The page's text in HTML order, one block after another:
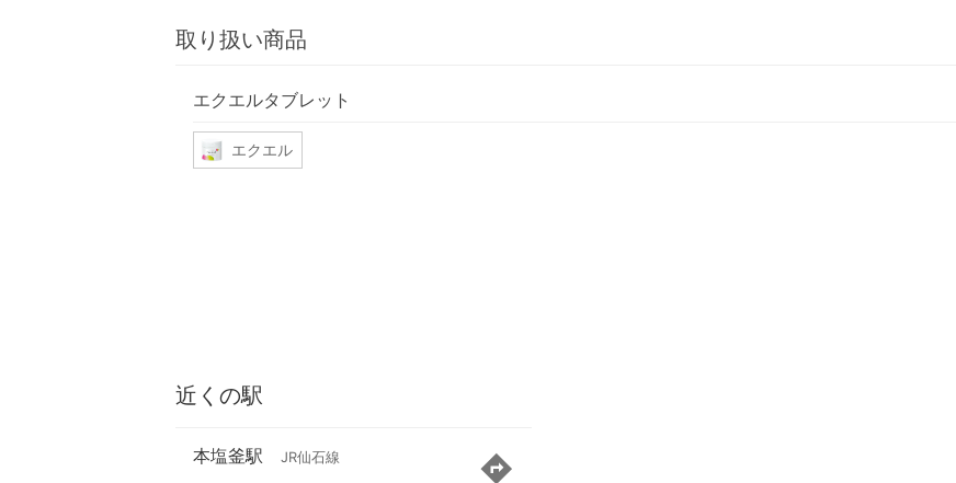
取り扱い商品
エクエルタブレット
エクエル
近くの駅
本塩釜駅 JR仙石線